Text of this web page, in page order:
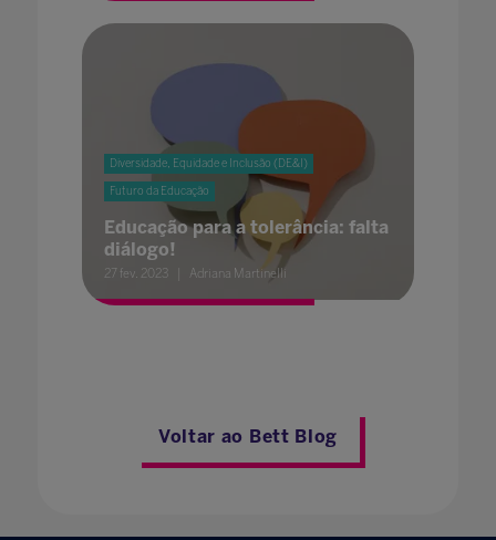
Diversidade, Equidade e Inclusão (DE&I)
Futuro da Educação
Educação para a tolerância: falta
diálogo!
27 fev. 2023 Adriana Martinelli
Voltar ao Bett Blog